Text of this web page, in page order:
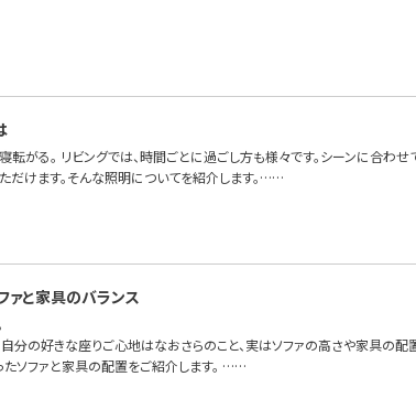
寝転がる。 リビングでは、時間ごとに過ごし方も様々です。シーンに合わ
だけます。そんな照明についてを紹介します。……
ァと家具のバランス
分の好きな座りご心地はなおさらのこと、実はソファの高さや家具の
たソファと家具の配置をご紹介します。 ……